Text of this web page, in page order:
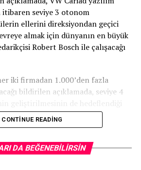
seviye 3 otonom
ellerini direksiyondan geçici
almak için dünyanın en büyük
Robert Bosch ile çalışacağı
iki firmadan 1.000’den fazla
bildirilen açıklamada, seviye 4
“Otomatik sürüş,
CONTINUE READING
DA BEĞENEBILIRSIN